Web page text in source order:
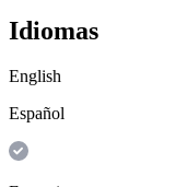
Idiomas
English
Español